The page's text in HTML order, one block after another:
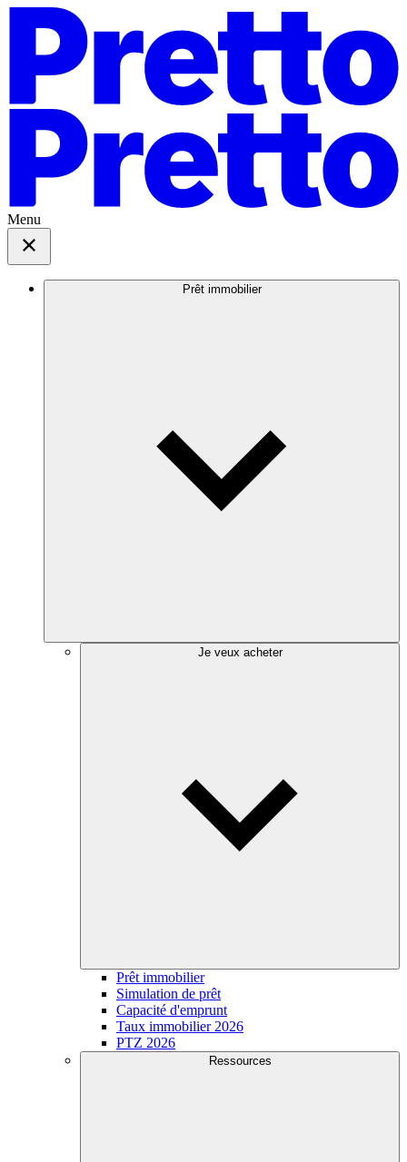
Menu
Prêt immobilier
Je veux acheter
Prêt immobilier
Simulation de prêt
Capacité d'emprunt
Taux immobilier 2026
PTZ 2026
Ressources